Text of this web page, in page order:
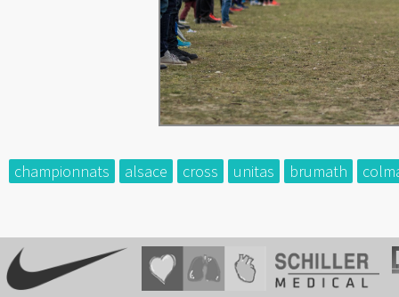
championnats alsace cross unitas brumath